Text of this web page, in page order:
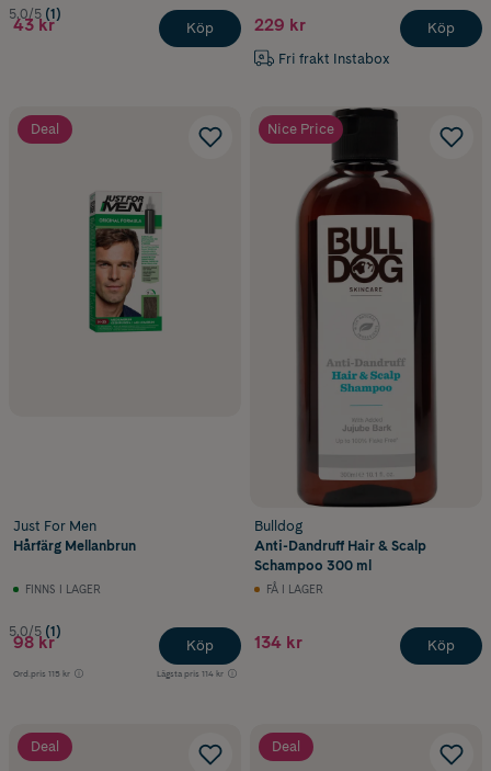
5.0/5 (1)
43 kr Köp 229 kr
Fri frakt Instabox
Köp
Deal
Just For Men
Hårfärg Mellanbrun
FINNS I LAGER
5.0/5 (1)
98 kr
Ord.pris 115 kr Lägsta pris 114 kr
Köp
Nice Price
Bulldog
Anti-Dandruff Hair & Scalp
Schampoo 300 ml
FÅ I LAGER
134 kr Köp
Deal Deal